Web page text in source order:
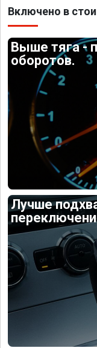
Включено в
Выше тяга -
оборотов.
Лучше